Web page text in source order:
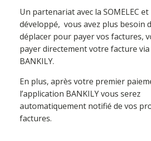
Un partenariat avec la SOMELEC et
développé, vous avez plus besoin
déplacer pour payer vos factures,
payer directement votre facture via
BANKILY.
En plus, après votre premier
l’application BANKILY vous serez
automatiquement notifié de vos
factures.